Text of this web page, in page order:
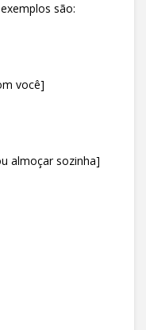
são:
você]
almoçar sozinha]